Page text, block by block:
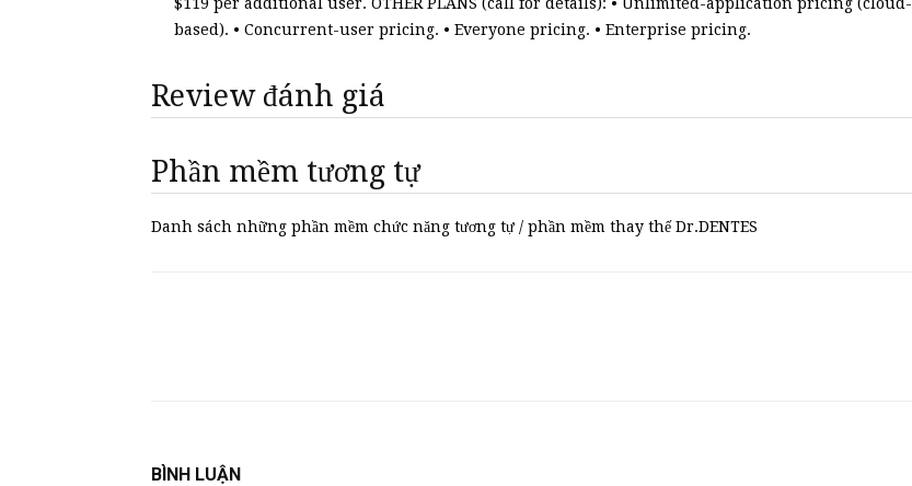
based). • Concurrent-user pricing. • Everyone pricing. • Enterprise pricing.
Review đánh giá
Phần mềm tương tự
Danh sách những phần mềm chức năng tương tự / phần mềm thay thế Dr.DENTES
BÌNH LUẬN